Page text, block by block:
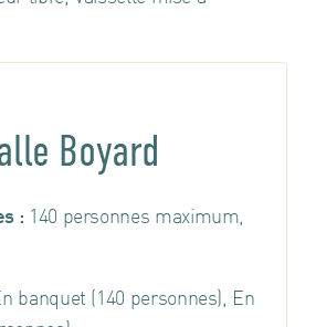
Boyard
: 140 personnes maximum,
banquet (140 personnes), En